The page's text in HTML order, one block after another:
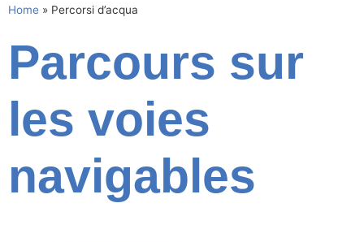
Home » Percorsi d’acqua
Parcours sur
les voies
navigables